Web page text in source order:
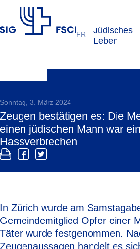
FR
Jüdisches
Leben
Sonntag, 3. März 2024
Zeugen bestätigen es: Die
einen jüdischen Mann war
Hassverbrechen
In Zürich wurde am
Gemeindemitglied Opfer einer
Täter wurde festgenommen.
Zeugenaussagen handelt es